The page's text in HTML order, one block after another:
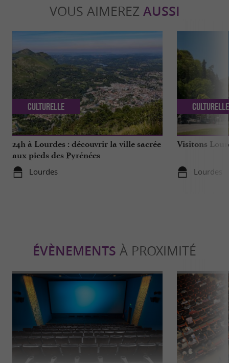
VOUS AIMEREZ AUSSI
24h à Lourdes : découvrir la ville sacrée
aux pieds des Pyrénées
Lourdes
Culturelle
Visitons
Lourdes
Culturelle
ÉVÈNEMENTS À PROXIMITÉ